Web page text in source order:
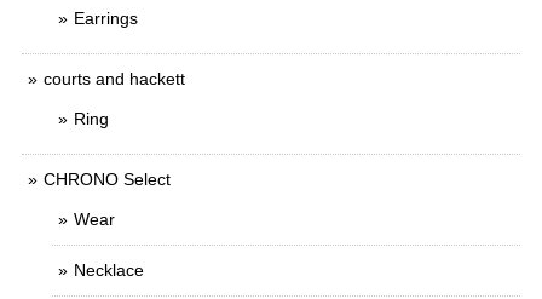
Earrings
courts and hackett
Ring
CHRONO Select
Wear
Necklace